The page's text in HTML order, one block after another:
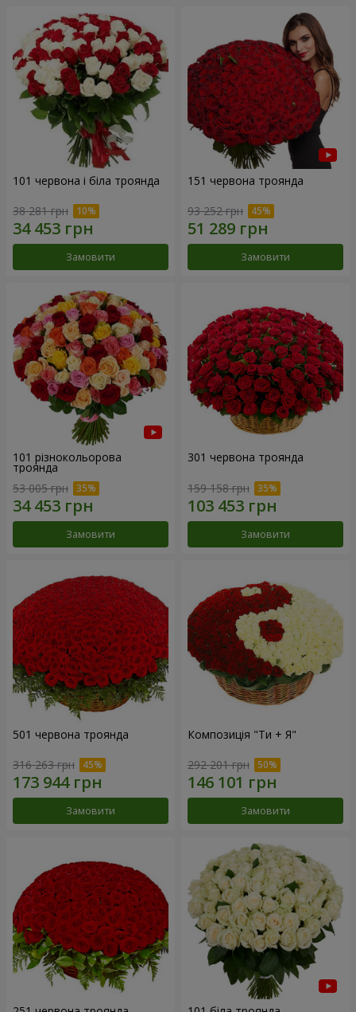
101 червона і біла троянда
38 281 грн
Замовити
151 червона троянда
93 252 грн
Замовити
101 різнокольорова
троянда
53 005 грн
Замовити
301 червона троянда
159 158 грн
Замовити
501 червона троянда
316 263 грн
Замовити
Композиція "Ти + Я"
292 201 грн
Замовити